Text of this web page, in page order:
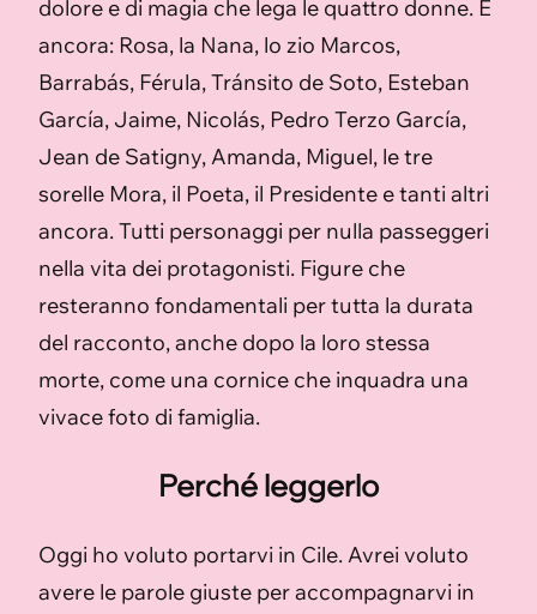
dolore e di magia che lega le quattro donne. E
ancora: Rosa, la Nana, lo zio Marcos,
Barrabás, Férula, Tránsito de Soto, Esteban
García, Jaime, Nicolás, Pedro Terzo García,
Jean de Satigny, Amanda, Miguel, le tre
sorelle Mora, il Poeta, il Presidente e tanti altri
ancora. Tutti personaggi per nulla passeggeri
nella vita dei protagonisti. Figure che
resteranno fondamentali per tutta la durata
del racconto, anche dopo la loro stessa
morte, come una cornice che inquadra una
vivace foto di famiglia.
Perché leggerlo
Oggi ho voluto portarvi in Cile. Avrei voluto
avere le parole giuste per accompagnarvi in